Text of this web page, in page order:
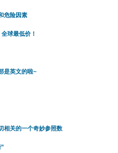
危险因素
球最低价！
是英文的啦~
关的一个奇妙参照数